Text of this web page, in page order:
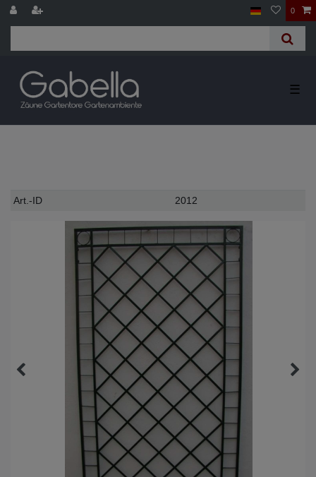
0
☰
Technisches
Wert
Art.-ID 2012